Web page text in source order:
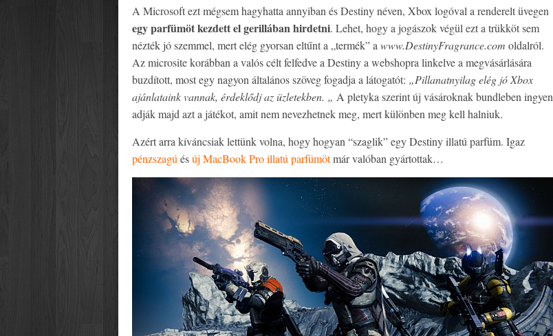
A Microsoft ezt mégsem hagyhatta annyiban és Destiny néven, Xbox logóval a renderelt üvegen
egy parfümöt kezdett el gerillában hirdetni. Lehet, hogy a jogászok végül ezt a trükköt sem
nézték jó szemmel, mert elég gyorsan eltűnt a „termék” a www.DestinyFragrance.com oldalról.
Az microsite korábban a valós célt felfedve a Destiny a webshopra linkelve a megvásárlására
buzdított, most egy nagyon általános szöveg fogadja a látogatót: „Pillanatnyilag elég jó Xbox
ajánlataink vannak, érdeklődj az üzletekben. „ A pletyka szerint új vásároknak bundleben ingyen
adják majd azt a játékot, amit nem nevezhetnek meg, mert különben meg kell halniuk.
Azért arra kíváncsiak lettünk volna, hogy hogyan “szaglik” egy Destiny illatú parfüm. Igaz
pénzszagú ésúj MacBook Pro illatú parfümötmár valóban gyártottak…